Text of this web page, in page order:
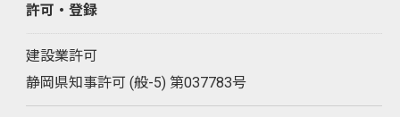
許可・登録
建設業許可
静岡県知事許可 (般-5) 第037783号